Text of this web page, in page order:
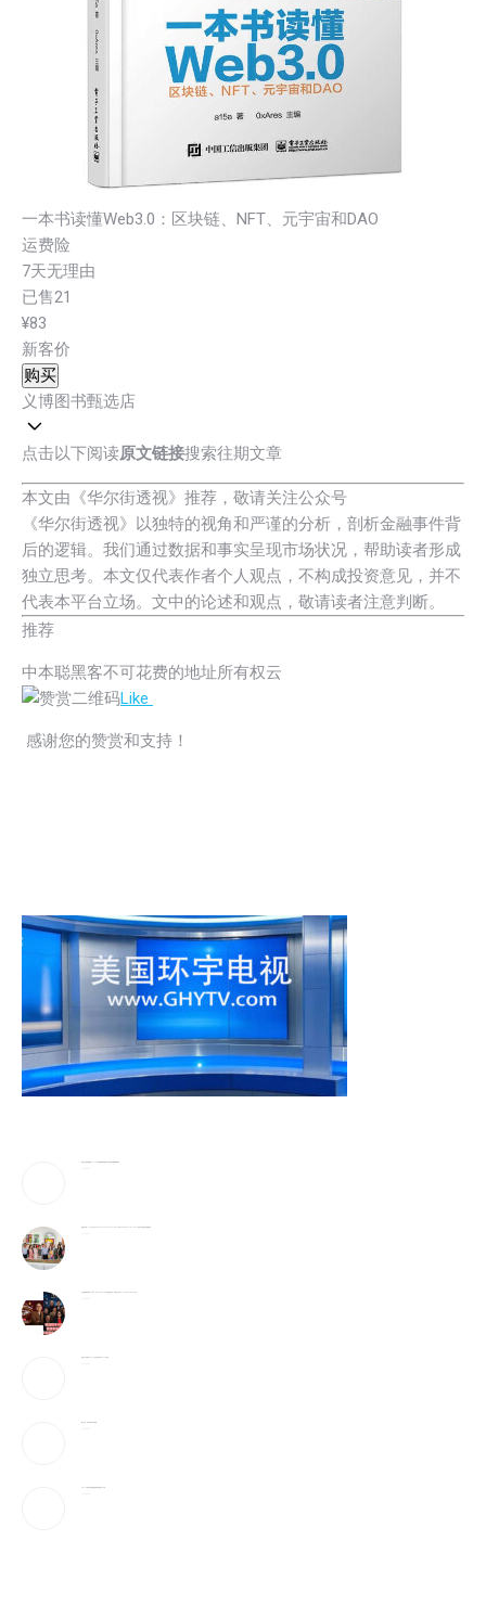
一本书读懂Web3.0：区块链、NFT、元宇宙和DAO
运费险
7天无理由
已售21
¥83
新客价
购买
义博图书甄选店
点击以下阅读原文链接搜索往期文章
本文由《华尔街透视》推荐，敬请关注公众号
《华尔街透视》以独特的视角和严谨的分析，剖析金融事件背
后的逻辑。我们通过数据和事实呈现市场状况，帮助读者形成
独立思考。本文仅代表作者个人观点，不构成投资意见，并不
代表本平台立场。文中的论述和观点，敬请读者注意判断。
推荐
中本聪黑客不可花费的地址所有权云
Like
感谢您的赞赏和支持！